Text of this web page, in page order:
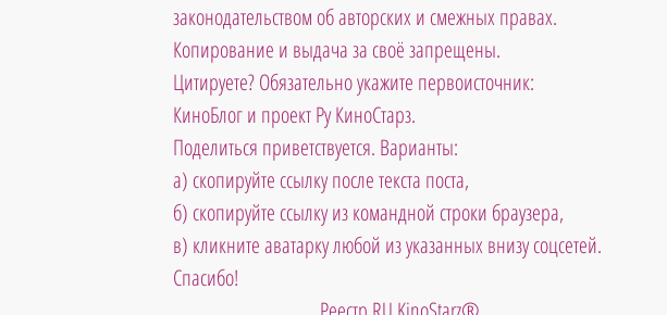
законодательством об авторских и смежных правах.
Копирование и выдача за своё запрещены.
Цитируете? Обязательно укажите первоисточник:
КиноБлог и проект Ру КиноСтарз.
Поделиться приветствуется. Варианты:
а) скопируйте ссылку после текста поста,
б) скопируйте ссылку из командной строки браузера,
в) кликните аватарку любой из указанных внизу соцсетей.
Спасибо!